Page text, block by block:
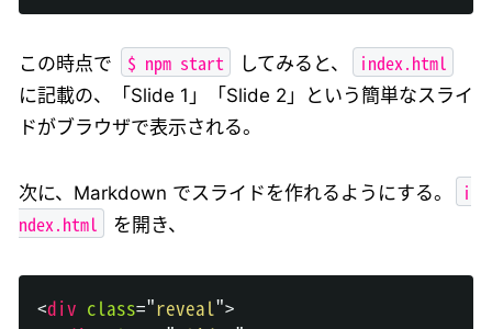
この時点で $ npm start してみると、 index.html
に記載の、「Slide 1」「Slide 2」という簡単なスライ
ドがブラウザで表示される。
次に、Markdown でスライドを作れるようにする。
i
ndex.html
を開き、
<div class="reveal">